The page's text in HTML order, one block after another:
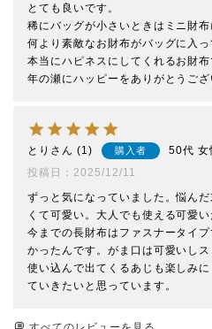
とても良いです。
稀にバッグが小さいときはミニ財布
何より素敵なお財布がバッグに入っ
本当にハピネスにしてくれるお財布
とり 1 購入者 50代 女
投稿日
2025/12/11
ずっと気になっていました。悩ん
くて可愛い。大人でも使える可愛い
今までの長財布はファスナータイ
かったんです。がま口は可愛いし
使い込んで出てくるあじも楽しみ
ていきたいと思っています。